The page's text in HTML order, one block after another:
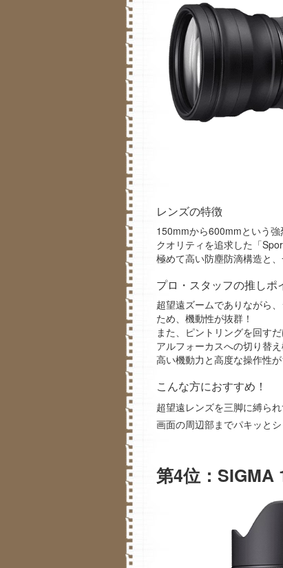
レンズの特徴
150mmから600mmという
クオリティを追求した「
極めて高い防塵防滴構造と
プロ・スタッフの推しポ
超望遠ズームでありながら
ため、機動性が抜群！
また、ピントリングを回す
アルフォーカスへの切り替え
高い機動力と高度な操作性
こんな方におすすめ！
超望遠レンズを三脚に縛ら
画面の周辺部までパキッと
第4位：SIGMA